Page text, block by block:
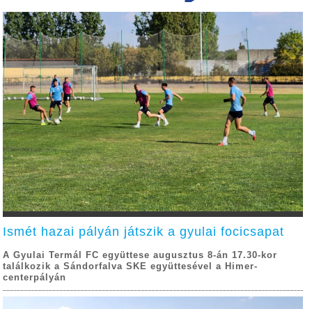
Ismét hazai pályán játszik a gyulai focicsapat
A Gyulai Termál FC együttese augusztus 8-án 17.30-kor
találkozik a Sándorfalva SKE együttesével a Himer-
centerpályán